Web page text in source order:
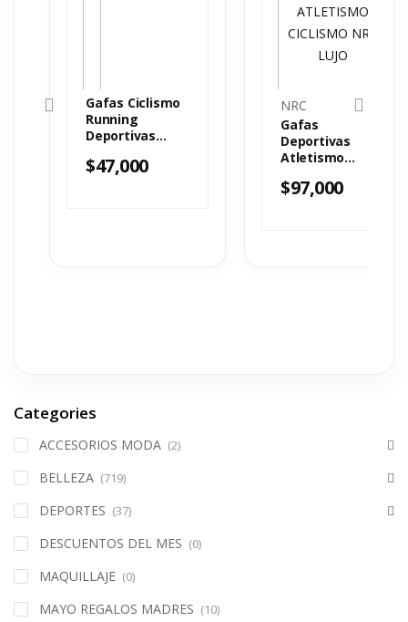
Gafas Ciclismo
Running
Deportivas
$47,000
NRC
Gafas
Deportivas
Atletismo
Azul
$97,000
Categories
ACCESORIOS MODA (2)
BELLEZA (719)
DEPORTES (37)
DESCUENTOS DEL MES (0)
MAQUILLAJE (0)
MAYO REGALOS MADRES (10)